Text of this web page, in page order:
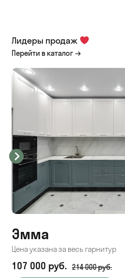
Лидеры продаж
Перейти в каталог
Эмма
Цена указана за весь гарнитур
107 000 руб. 214 000 руб.